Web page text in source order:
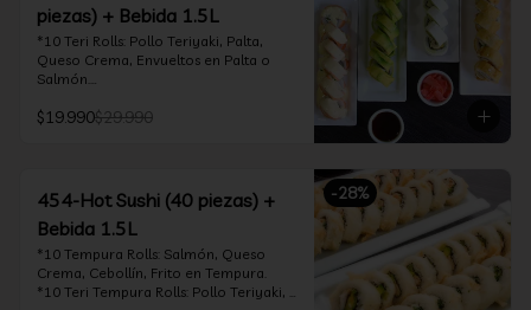
piezas) + Bebida 1.5L
*10 Teri Rolls: Pollo Teriyaki, Palta,
Queso Crema, Envueltos en Palta o
Salmón.
Palta, Cebollín, Envuelto en Queso
salmón y bañado en salsa acevichada
*10 Tempura Rolls: Salmón, Queso
Crema, Cebollín, Frito en Tempura.
*Incluye 2 palitos, 2 soya 30ml, 1 salsa
teriyaki 30ml
$19.990$29.990
-28%
454-Hot Sushi (40 piezas) +
Bebida 1.5L
*10 Tempura Rolls: Salmón, Queso
Crema, Cebollín, Frito en Tempura.
*10 Teri Tempura Rolls: Pollo Teriyaki,